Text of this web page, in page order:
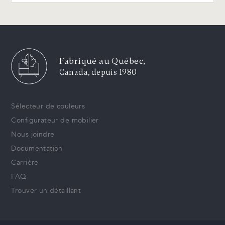
Fabriqué au Québec,
Canada, depuis 1980
Sélecteur de couleurs
Configurateur de mobilier
Nous joindre
Documentation
Carrière
FAQ
Trouver un détaillant